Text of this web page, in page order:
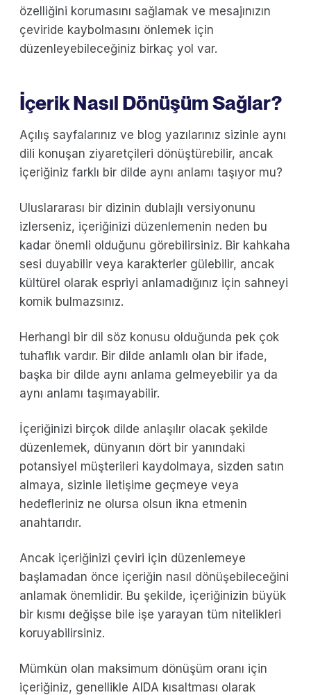
özelliğini korumasını sağlamak ve mesajınızın
çeviride kaybolmasını önlemek için
düzenleyebileceğiniz birkaç yol var.
İçerik Nasıl Dönüşüm Sağlar?
Açılış sayfalarınız ve blog yazılarınız sizinle aynı
dili konuşan ziyaretçileri dönüştürebilir, ancak
içeriğiniz farklı bir dilde aynı anlamı taşıyor mu?
Uluslararası bir dizinin dublajlı versiyonunu
izlerseniz, içeriğinizi düzenlemenin neden bu
kadar önemli olduğunu görebilirsiniz. Bir kahkaha
sesi duyabilir veya karakterler gülebilir, ancak
kültürel olarak espriyi anlamadığınız için sahneyi
komik bulmazsınız.
Herhangi bir dil söz konusu olduğunda pek çok
tuhaflık vardır. Bir dilde anlamlı olan bir ifade,
başka bir dilde aynı anlama gelmeyebilir ya da
aynı anlamı taşımayabilir.
İçeriğinizi birçok dilde anlaşılır olacak şekilde
düzenlemek, dünyanın dört bir yanındaki
potansiyel müşterileri kaydolmaya, sizden satın
almaya, sizinle iletişime geçmeye veya
hedefleriniz ne olursa olsun ikna etmenin
anahtarıdır.
Ancak içeriğinizi çeviri için düzenlemeye
başlamadan önce içeriğin nasıl dönüşebileceğini
anlamak önemlidir. Bu şekilde, içeriğinizin büyük
bir kısmı değişse bile işe yarayan tüm nitelikleri
koruyabilirsiniz.
Mümkün olan maksimum dönüşüm oranı için
içeriğiniz, genellikle AIDA kısaltması olarak